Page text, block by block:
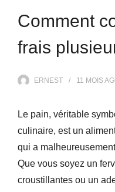
Comment
frais
ERNEST 11 MOIS
Le pain, véritable
culinaire, est un
qui a
Que vous soyez un
croustillantes ou un